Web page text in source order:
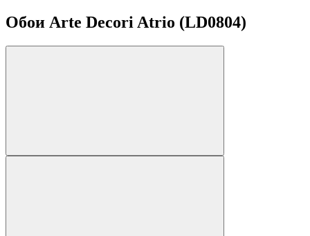
Обои Arte Decori Atrio (LD0804)